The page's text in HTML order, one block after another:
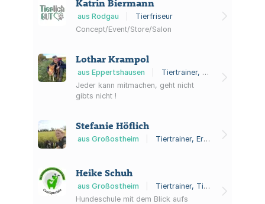
Katrin Biermann
aus Rodgau
Tierfriseur
Concept/Event/Store/Salon
Lothar Krampol
aus Eppertshausen
Tiertrainer, Tierheilpraktiker, Tierverhaltensberatung
Jeder kann mitmachen, geht nicht
gibts nicht !
Stefanie Höflich
aus Großostheim Tiertrainer, Ernährungsberater für Tiere, Tierpsychotherapeut
Heike Schuh
aus Großostheim
Tiertrainer, Tierverhaltensberatung
Hundeschule mit dem Blick aufs